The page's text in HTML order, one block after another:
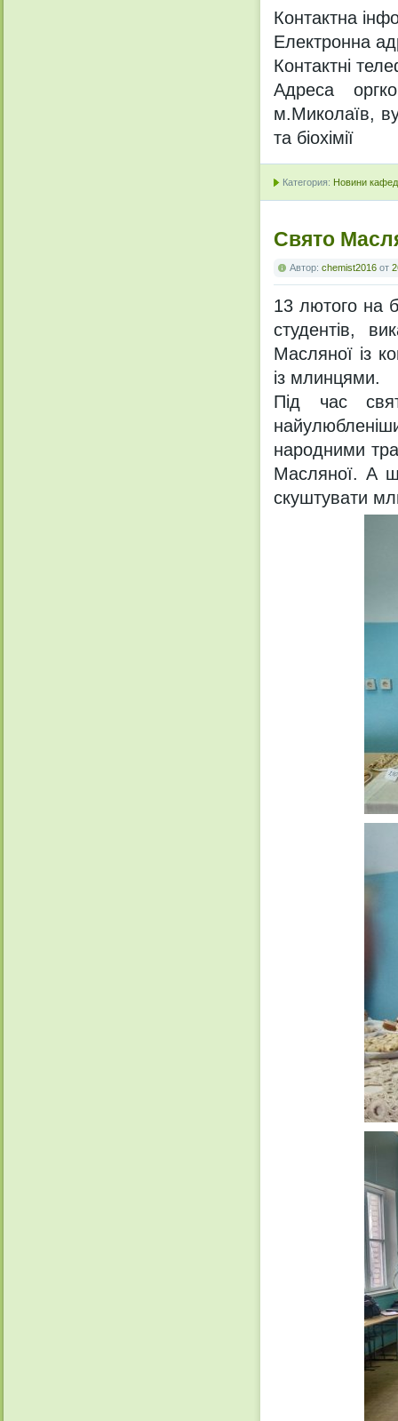
Контактна
Електронна
Контактні
Адреса
м.Миколаїв,
та біохімії
Категория: Новини
Свято
Автор: chemist2016 от
13 лютого на
студентів,
Масляної із
із млинцями.
Під час
народними
Масляної. А
скуштувати